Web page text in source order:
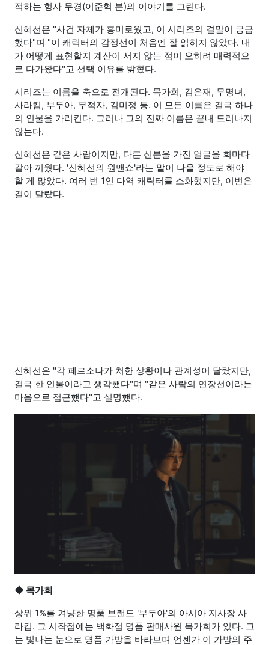
적하는 형사 무경(이준혁 분)의 이야기를 그린다.
신혜선은 "사건 자체가 흥미로웠고, 이 시리즈의 결말이 궁금
했다"며 "이 캐릭터의 감정선이 처음엔 잘 읽히지 않았다. 내
가 어떻게 표현할지 계산이 서지 않는 점이 오히려 매력적으
로 다가왔다"고 선택 이유를 밝혔다.
시리즈는 이름을 축으로 전개된다. 목가희, 김은재, 무명녀,
사라킴, 부두아, 무적자, 김미정 등. 이 모든 이름은 결국 하나
의 인물을 가리킨다. 그러나 그의 진짜 이름은 끝내 드러나지
않는다.
신혜선은 같은 사람이지만, 다른 신분을 가진 얼굴을 회마다
갈아 끼웠다. '신혜선의 원맨쇼'라는 말이 나올 정도로 해야
할 게 많았다. 여러 번 1인 다역 캐릭터를 소화했지만, 이번은
결이 달랐다.
신혜선은 "각 페르소나가 처한 상황이나 관계성이 달랐지만,
결국 한 인물이라고 생각했다"며 "같은 사람의 연장선이라는
마음으로 접근했다"고 설명했다.
◆ 목가희
상위 1%를 겨냥한 명품 브랜드 '부두아'의 아시아 지사장 사
라킴. 그 시작점에는 백화점 명품 판매사원 목가희가 있다. 그
는 빛나는 눈으로 명품 가방을 바라보며 언젠가 이 가방의 주